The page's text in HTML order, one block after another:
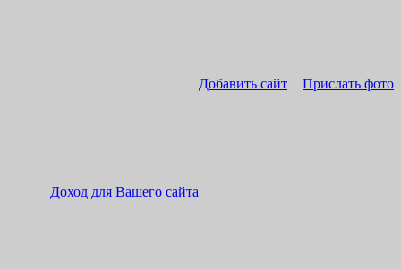
Прислать фото
Добавить сайт
Доход для Вашего сайта